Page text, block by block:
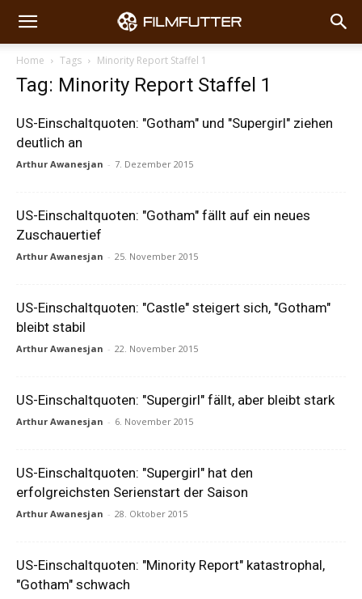
Home Tags Minority Report Staffel 1
Tag: Minority Report Staffel 1
US-Einschaltquoten: "Gotham" und "Supergirl" ziehen
deutlich an
Arthur Awanesjan - 7. Dezember 2015
US-Einschaltquoten: "Gotham" fällt auf ein neues
Zuschauertief
Arthur Awanesjan - 25. November 2015
US-Einschaltquoten: "Castle" steigert sich, "Gotham"
bleibt stabil
Arthur Awanesjan - 22. November 2015
US-Einschaltquoten: "Supergirl" fällt, aber bleibt stark
Arthur Awanesjan - 6. November 2015
US-Einschaltquoten: "Supergirl" hat den
erfolgreichsten Serienstart der Saison
Arthur Awanesjan - 28. Oktober 2015
US-Einschaltquoten: "Minority Report" katastrophal,
"Gotham" schwach